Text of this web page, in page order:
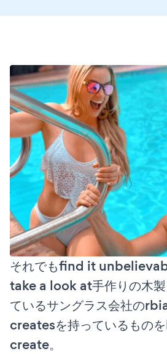
それでもfind it
take a look at手作りの木製
ているサングラス会社の
createsを持っているもの
create。